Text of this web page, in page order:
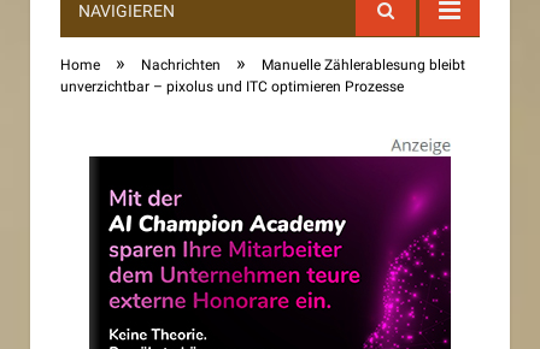
NAVIGIEREN
Home » Nachrichten »
Manuelle Zählerablesung bleibt
unverzichtbar – pixolus und ITC optimieren Prozesse